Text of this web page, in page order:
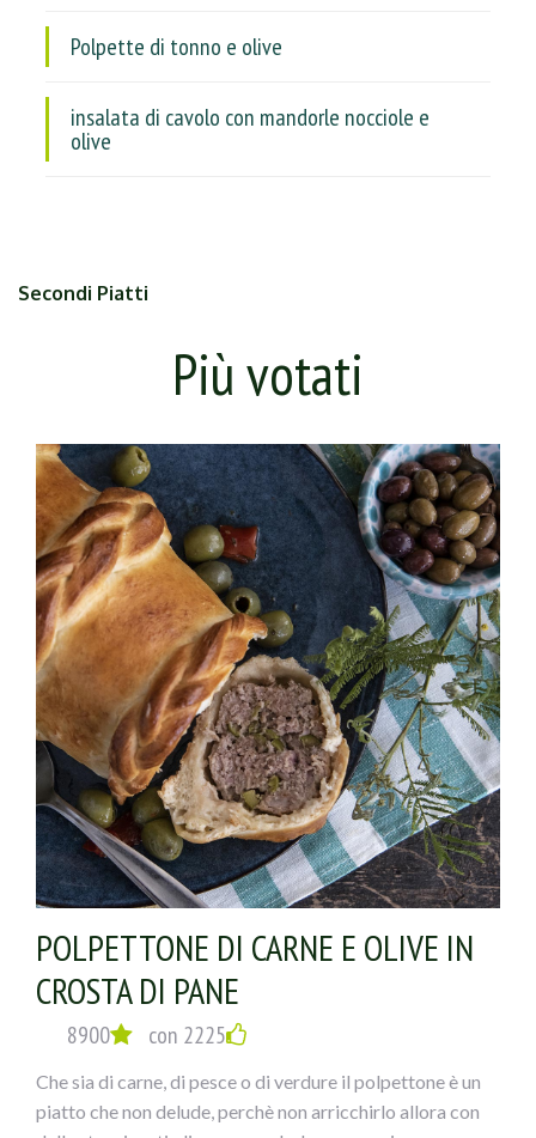
Polpette di tonno e olive
insalata di cavolo con mandorle nocciole e
olive
Secondi Piatti
Più votati
POLPETTONE DI CARNE E OLIVE IN
CROSTA DI PANE
8900 con 2225
Che sia di carne, di pesce o di verdure il polpettone è un
piatto che non delude, perchè non arricchirlo allora con